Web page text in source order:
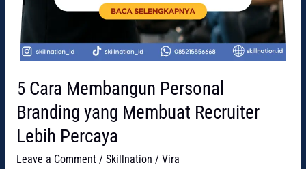
5 Cara Membangun Personal
Branding yang Membuat Recruiter
Lebih Percaya
Leave a Comment / Skillnation / Vira